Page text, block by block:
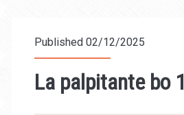
Published 02/12/2025
La palpitante bo 1